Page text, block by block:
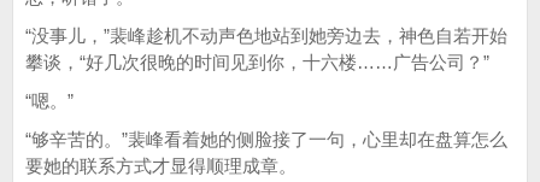
“没事儿，”裴峰趁机不动声色地站到她旁边去，神色自若开始
攀谈，“好几次很晚的时间见到你，十六楼……广告公司？”
“嗯。”
“够辛苦的。”裴峰看着她的侧脸接了一句，心里却在盘算怎么
要她的联系方式才显得顺理成章。